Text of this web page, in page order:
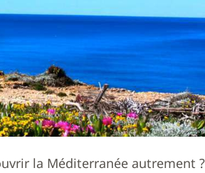
la Méditerranée autrement